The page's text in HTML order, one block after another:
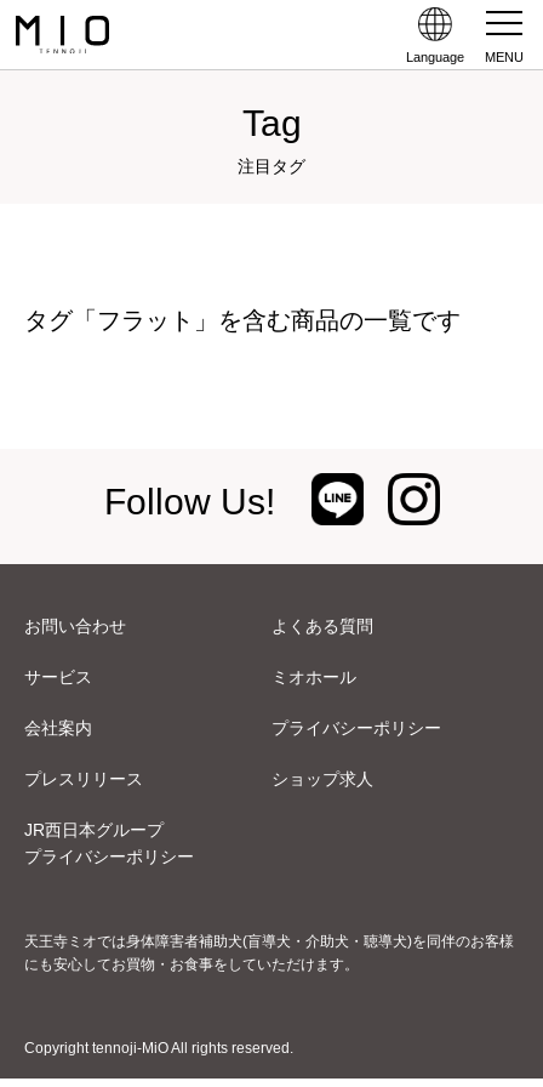
Language MENU
Tag
注目タグ
タグ「フラット」を含む商品の一覧です
Follow Us!
お問い合わせ よくある質問
サービス ミオホール
会社案内 プライバシーポリシー
プレスリリース ショップ求人
JR西日本グループ
プライバシーポリシー
天王寺ミオでは身体障害者補助犬(盲導犬・介助犬・聴導犬)を同伴のお客様
にも安心してお買物・お食事をしていただけます。
Copyright tennoji-MiO All rights reserved.